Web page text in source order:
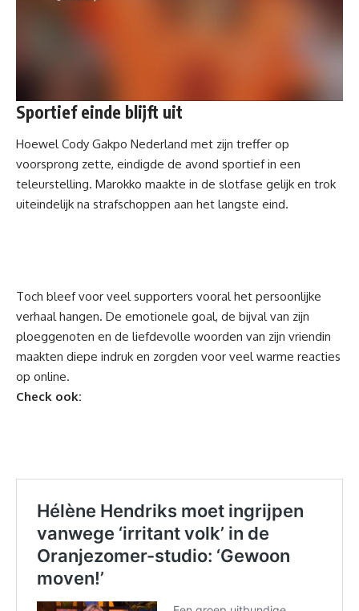
Sportief einde blijft uit
Hoewel Cody Gakpo Nederland met zijn treffer op
voorsprong zette, eindigde de avond sportief in een
teleurstelling. Marokko maakte in de slotfase gelijk en trok
uiteindelijk na strafschoppen aan het langste eind.
Toch bleef voor veel supporters vooral het persoonlijke
verhaal hangen. De emotionele goal, de bijval van zijn
ploeggenoten en de liefdevolle woorden van zijn vriendin
maakten diepe indruk en zorgden voor veel warme reacties
op online.
Check ook: